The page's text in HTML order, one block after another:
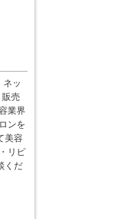
ネッ
販売
業界
ンを
美容
リピ
くだ